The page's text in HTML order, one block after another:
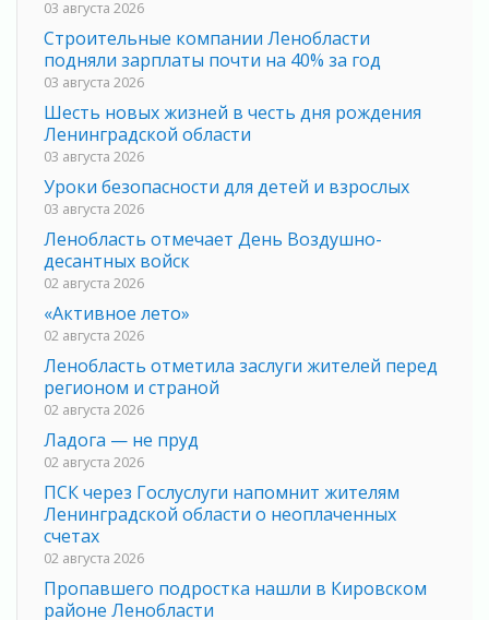
03 августа 2026
Строительные компании Ленобласти
подняли зарплаты почти на 40% за год
03 августа 2026
Шесть новых жизней в честь дня рождения
Ленинградской области
03 августа 2026
Уроки безопасности для детей и взрослых
03 августа 2026
Ленобласть отмечает День Воздушно-
десантных войск
02 августа 2026
«Активное лето»
02 августа 2026
Ленобласть отметила заслуги жителей перед
регионом и страной
02 августа 2026
Ладога — не пруд
02 августа 2026
ПСК через Гослуслуги напомнит жителям
Ленинградской области о неоплаченных
счетах
02 августа 2026
Пропавшего подростка нашли в Кировском
районе Ленобласти